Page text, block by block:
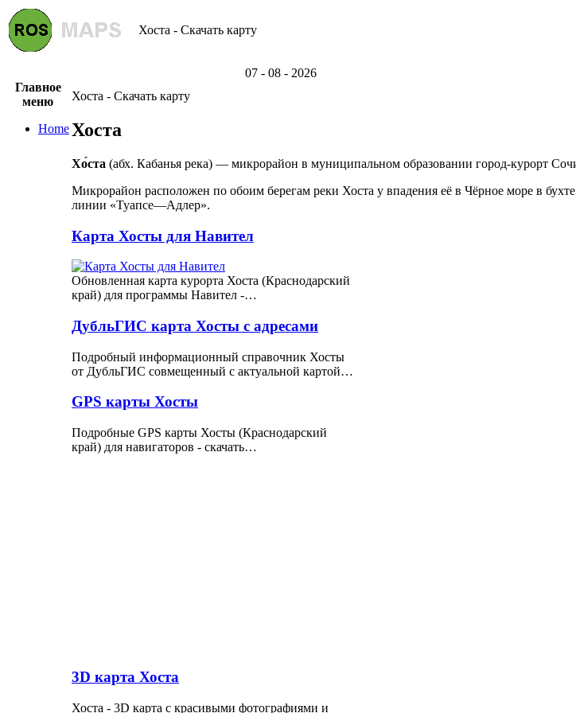
Хоста - Скачать карту
07 - 08 - 2026
Главное
меню
Home
Хоста - Скачать карту
Хоста
Хо́ста (абх. Кабанья река) — микрорайон в муниципальном образовании город-курорт
Микрорайон расположен по обоим берегам реки Хоста у впадения её в Чёрное море в
линии «Туапсе—Адлер».
Карта Хосты для Навител
Обновленная карта курорта Хоста (Краснодарский
край) для программы Навител -…
ДубльГИС карта Хосты с адресами
Подробный информационный справочник Хосты
от ДубльГИС совмещенный с актуальной картой…
GPS карты Хосты
Подробные GPS карты Хосты (Краснодарский
край) для навигаторов - скачать…
3D карта Хоста
Хоста - 3D карта с красивыми фотографиями и